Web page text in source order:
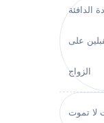
الدافئة
على
الزواج
لا تموت